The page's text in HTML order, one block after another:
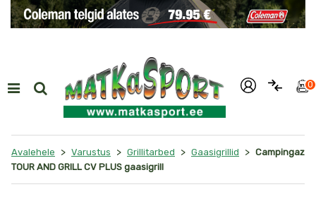
0
Avalehele > Varustus > Grillitarbed > Gaasigrillid > Campingaz
TOUR AND GRILL CV PLUS gaasigrill